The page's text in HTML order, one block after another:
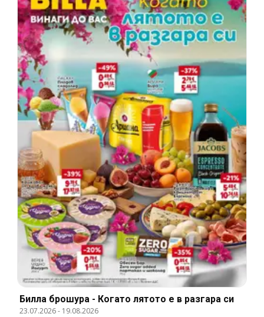
Билла брошура - Когато лятото е в разгара си
23.07.2026- 19.08.2026